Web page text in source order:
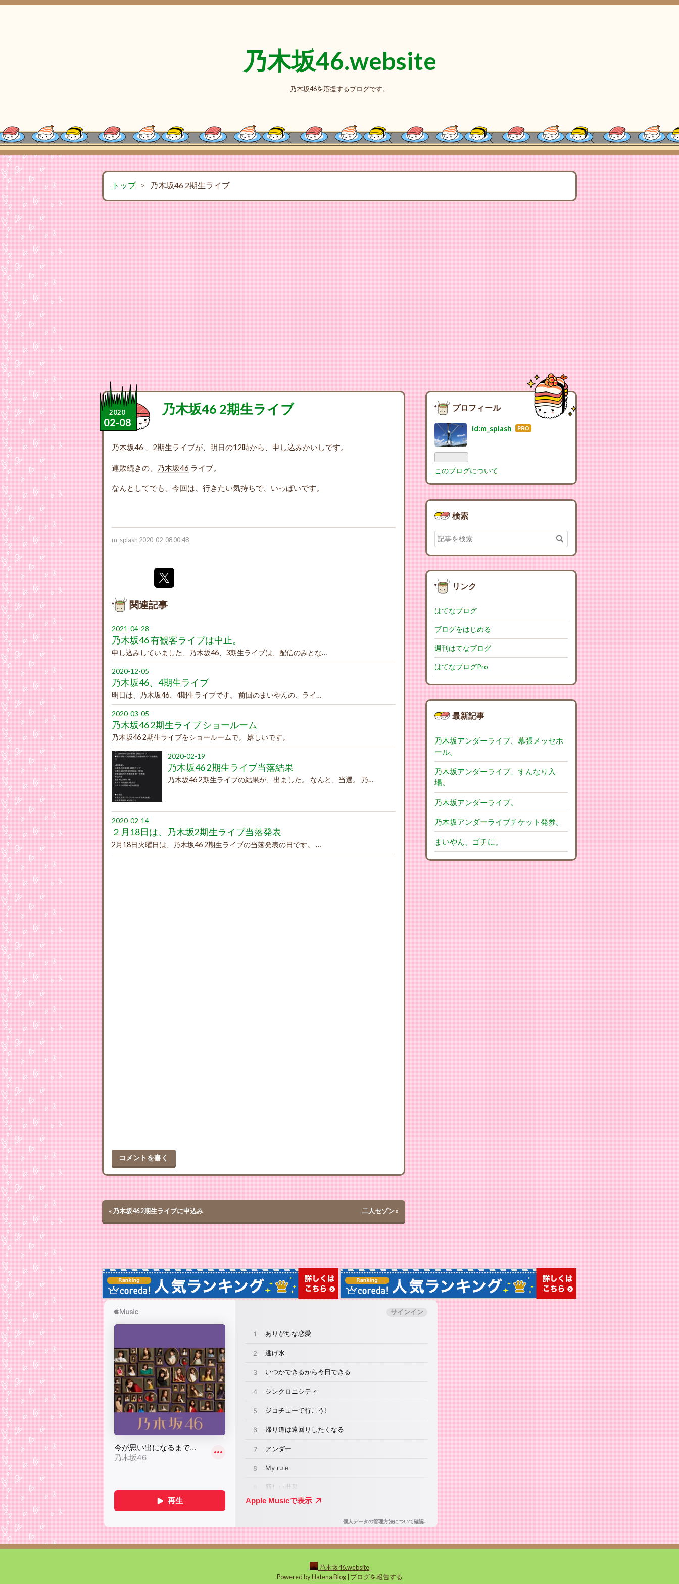
乃木坂46.website
乃木坂46を応援するブログです。
トップ > 乃木坂46 2期生ライブ
2020
02-08
乃木坂46 2期生ライブ
乃木坂46 、2期生ライブが、明日の12時から、申し込みかいしです。
連敗続きの、 乃木坂46 ライブ。
なんとしてでも、今回は、行きたい気持ちで、いっぱいです。
m_splash 2020-02-08 00:48
関連記事
2021-04-28
乃木坂46 有観客ライブは中止。
申し込みしていました、乃木坂46、3期生ライブは、配信のみとな…
2020-12-05
乃木坂46、4期生ライブ
明日は、乃木坂46、4期生ライブです。 前回のまいやんの、ライ…
2020-03-05
乃木坂46 2期生ライブ ショールーム
乃木坂46 2期生ライブをショールームで。 嬉しいです。
2020-02-19
乃木坂46 2期生ライブ当落結果
乃木坂46 2期生ライブの結果が、出ました。 なんと、当選。 乃…
2020-02-14
２月18日は、乃木坂2期生ライブ当落発表
2月18日火曜日は、乃木坂46 2期生ライブの当落発表の日です。 …
コメントを書く
« 乃木坂46 2期生ライブに申込み 二人セゾン»
プロフィール
id:m_splash はて
このブログについて
検索
リンク
はてなブログ
ブログをはじめる
週刊はてなブログ
はてなブログPro
最新記事
乃木坂アンダーライブ、幕張メッセホ
ール。
乃木坂アンダーライブ、すんなり入
場。
乃木坂アンダーライブ。
乃木坂アンダーライブチケット発券。
まいやん、ゴチに。
乃木坂46.website
Powered byHatena Blog| ブログを報告する